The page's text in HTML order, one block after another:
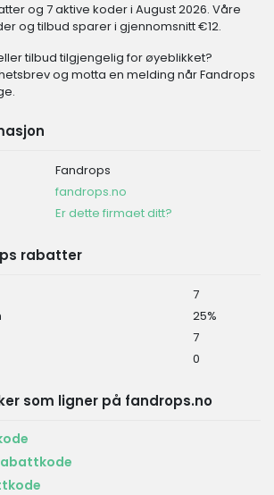
og 7 aktive koder i August 2026. Våre
og tilbud sparer i gjennomsnitt €12.
tilbud tilgjengelig for øyeblikket?
og motta en melding når Fandrops
Fandrops
fandrops.no
Er dette firmaet ditt?
rabatter
7
25%
7
0
som ligner på fandrops.no